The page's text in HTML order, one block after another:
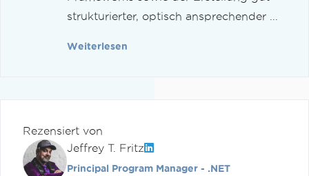
strukturierter, optisch ansprechender ...
Weiterlesen
Rezensiert von
Jeffrey T. Fritz
Principal Program Manager - .NET